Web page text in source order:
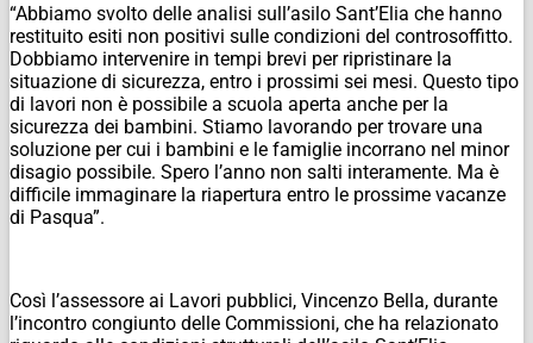
“Abbiamo svolto delle analisi sull’asilo Sant’Elia che hanno
restituito esiti non positivi sulle condizioni del controsoffitto.
Dobbiamo intervenire in tempi brevi per ripristinare la
situazione di sicurezza, entro i prossimi sei mesi. Questo tipo
di lavori non è possibile a scuola aperta anche per la
sicurezza dei bambini. Stiamo lavorando per trovare una
soluzione per cui i bambini e le famiglie incorrano nel minor
disagio possibile. Spero l’anno non salti interamente. Ma è
difficile immaginare la riapertura entro le prossime vacanze
di Pasqua”.
Così l’assessore ai Lavori pubblici, Vincenzo Bella, durante
l’incontro congiunto delle Commissioni, che ha relazionato